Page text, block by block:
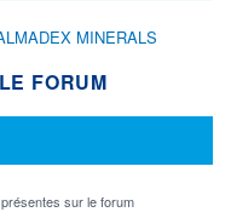
MINERALS
FORUM
sur le forum